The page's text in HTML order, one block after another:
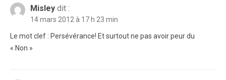
Misley dit :
14 mars 2012 à 17 h 23 min
Le mot clef : Persévérance! Et surtout ne pas avoir peur du
« Non »